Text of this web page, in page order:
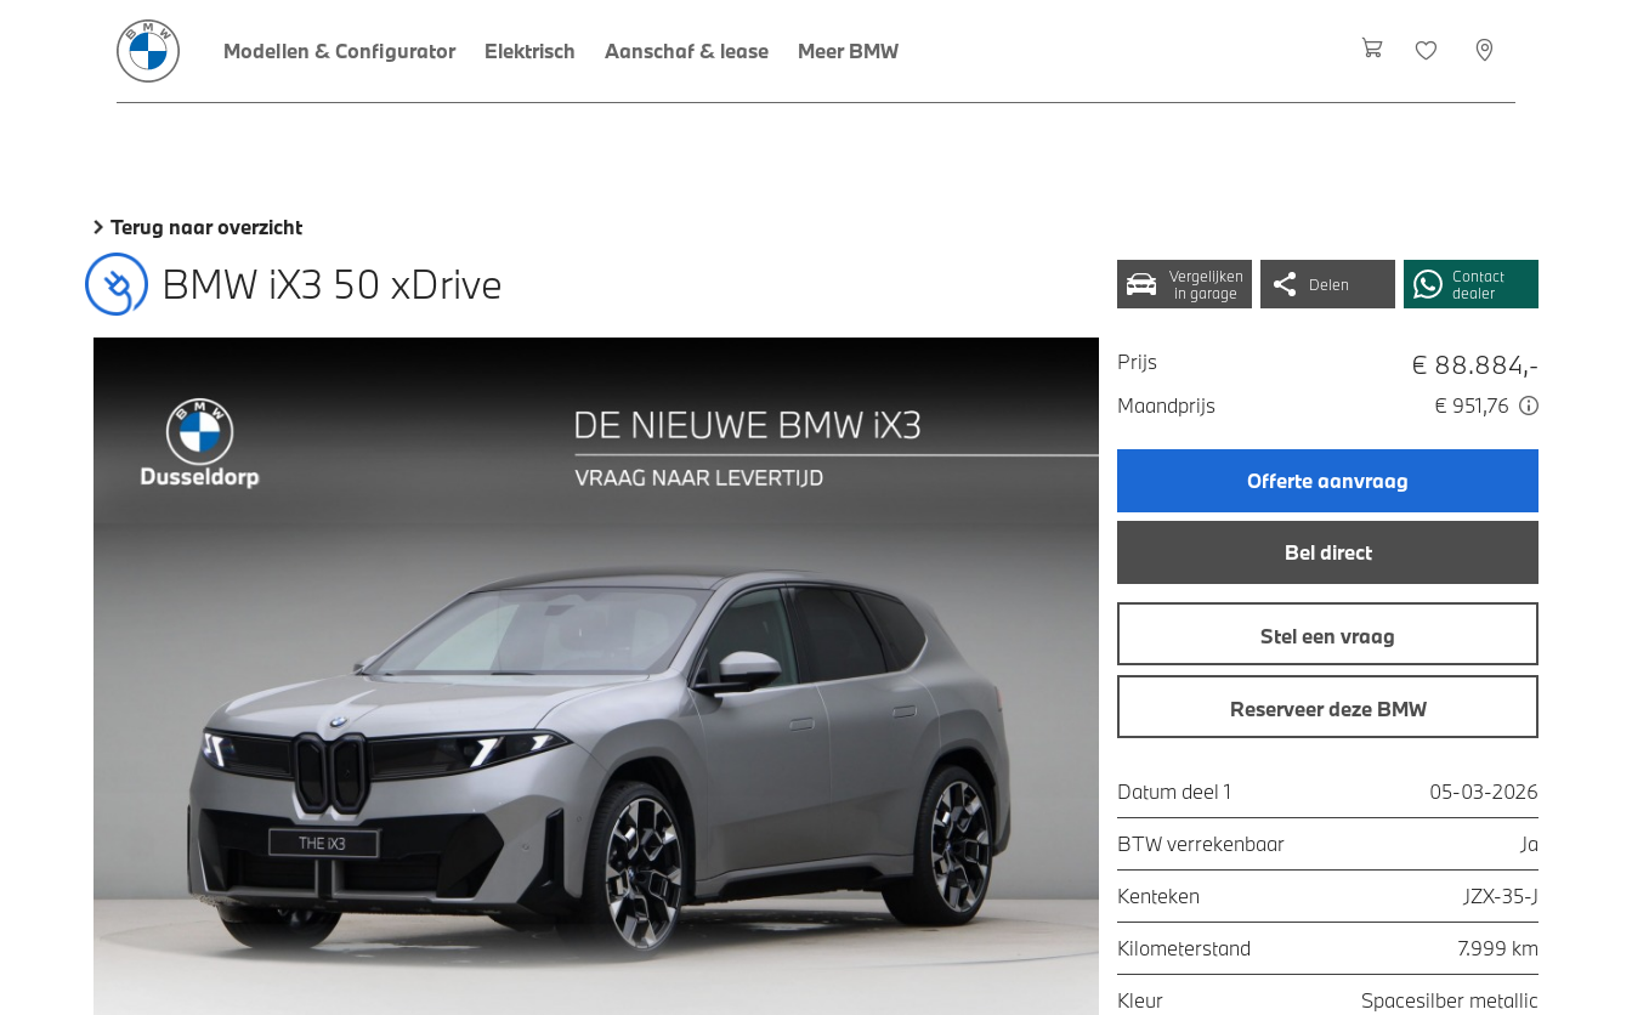
Modellen & Configurator Elektrisch Aanschaf & lease Meer BMW
Terug naar overzicht
BMW iX3 50 xDrive
Vergelijken
in garage
Delen
Contact
dealer
Prijs € 88.884,-
Maandprijs € 951,76
Offerte aanvraag
Bel direct
Stel een vraag
Reserveer deze BMW
Datum deel 1 05-03-2026
BTW verrekenbaar Ja
Kenteken JZX-35-J
Kilometerstand 7.999 km
Kleur
Spacesilber metallic